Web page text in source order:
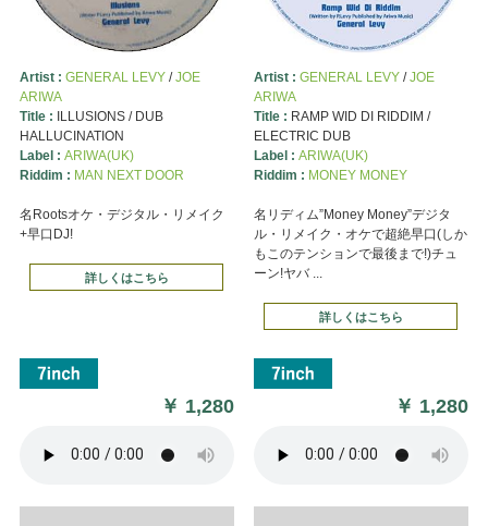
Artist : GENERAL LEVY/JOE
ARIWA
Title : ILLUSIONS / DUB
HALLUCINATION
Label : ARIWA(UK)
Riddim : MAN NEXT DOOR
名Rootsオケ・デジタル・リメイク
+早口DJ!
詳しくはこちら
￥ 1,280
Artist : GENERAL LEVY/JOE
ARIWA
Title : RAMP WID DI RIDDIM /
ELECTRIC DUB
Label : ARIWA(UK)
Riddim : MONEY MONEY
名リディム”Money Money”デジタ
ル・リメイク・オケで超絶早口(しか
もこのテンションで最後まで!)チュ
ーン!ヤバ ...
詳しくはこちら
￥ 1,280